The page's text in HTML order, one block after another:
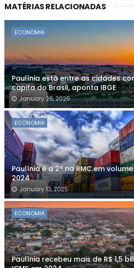
MATÉRIAS RELACIONADAS
ECONOMIA
Paulínia está entre as cidades
capita do Brasil, aponta IBGE
January 26, 2026
ECONOMIA
Paulínia é a 2ª na RMC em
2024
January 13, 2025
ECONOMIA
Paulínia recebeu mais de R$ 1,5